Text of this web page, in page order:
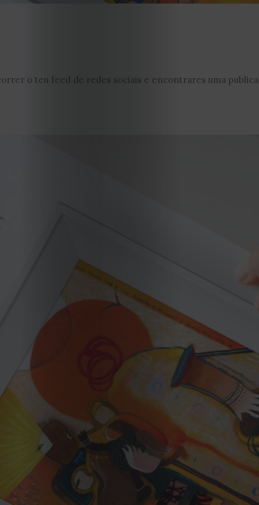
EDIÇÃO
2022
2021
Obras
de
Capa
Contactos
Estatuto
o teu feed de redes sociais e encontrares uma